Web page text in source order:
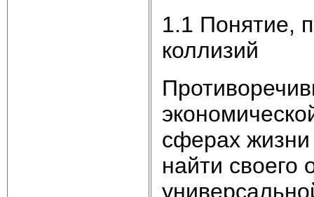
1.1 Понятие,
коллизий
сферах жизни
найти